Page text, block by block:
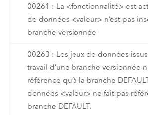
00261 : La <fonctionnalité> est
de données <valeur> n’est pas
branche versionnée
00263 : Les jeux de données
travail d’une branche versionnée
référence qu’à la branche
données <valeur> ne fait pas
branche DEFAULT.